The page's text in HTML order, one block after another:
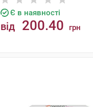
Є в наявності
від 200.40 грн